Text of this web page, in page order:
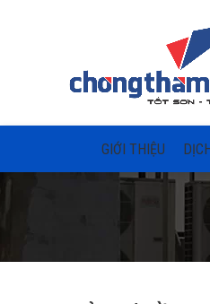
GIỚI THIỆU